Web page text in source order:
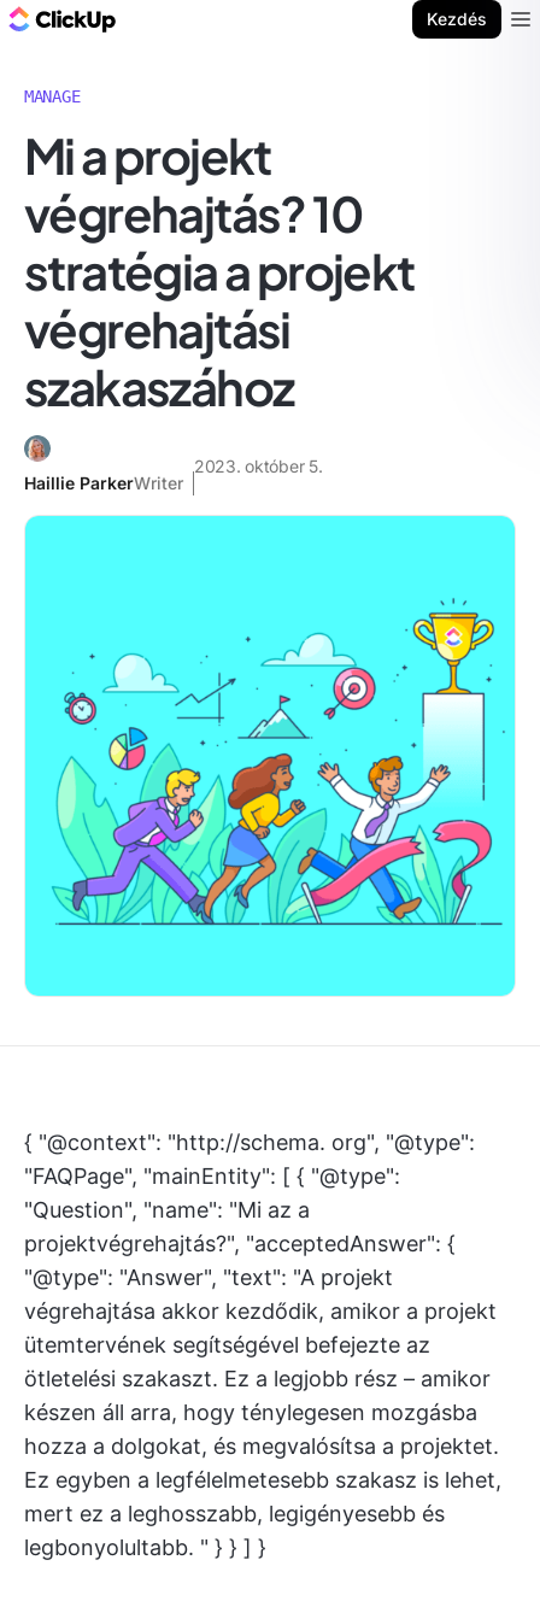
Kezdés
MANAGE
Mi a projekt
végrehajtás? 10
stratégia a projekt
végrehajtási
szakaszához
Haillie ParkerWriter
2023. október 5.
{ "@context": "http://schema. org", "@type":
"FAQPage", "mainEntity": [ { "@type":
"Question", "name": "Mi az a
projektvégrehajtás?", "acceptedAnswer": {
"@type": "Answer", "text": "A projekt
végrehajtása akkor kezdődik, amikor a projekt
ütemtervének segítségével befejezte az
ötletelési szakaszt. Ez a legjobb rész – amikor
készen áll arra, hogy ténylegesen mozgásba
hozza a dolgokat, és megvalósítsa a projektet.
Ez egyben a legfélelmetesebb szakasz is lehet,
mert ez a leghosszabb, legigényesebb és
legbonyolultabb. " } } ] }